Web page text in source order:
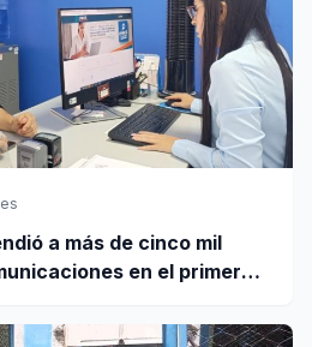
a más de cinco mil
en el primer